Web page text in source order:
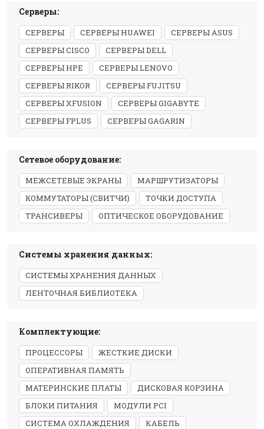
Серверы:
СЕРВЕРЫ СЕРВЕРЫ HUAWEI
СЕРВЕРЫ ASUS
СЕРВЕРЫ CISCO
СЕРВЕРЫ DELL
СЕРВЕРЫ HPE
СЕРВЕРЫ LENOVO
СЕРВЕРЫ RIKOR
СЕРВЕРЫ FUJITSU
СЕРВЕРЫ XFUSION
СЕРВЕРЫ GIGABYTE
СЕРВЕРЫ FPLUS
СЕРВЕРЫ GAGARIN
Сетевое оборудование:
МЕЖСЕТЕВЫЕ ЭКРАНЫ
МАРШРУТИЗАТОРЫ
КОММУТАТОРЫ (СВИТЧИ)
ТОЧКИ ДОСТУПА
ТРАНСИВЕРЫ
ОПТИЧЕСКОЕ ОБОРУДОВАНИЕ
Системы хранения данных:
СИСТЕМЫ ХРАНЕНИЯ ДАННЫХ
ЛЕНТОЧНАЯ БИБЛИОТЕКА
Комплектующие:
ПРОЦЕССОРЫ
ЖЕСТКИЕ ДИСКИ
ОПЕРАТИВНАЯ ПАМЯТЬ
МАТЕРИНСКИЕ ПЛАТЫ
ДИСКОВАЯ КОРЗИНА
БЛОКИ ПИТАНИЯ
МОДУЛИ PCI
СИСТЕМА ОХЛАЖДЕНИЯ
КАБЕЛЬ